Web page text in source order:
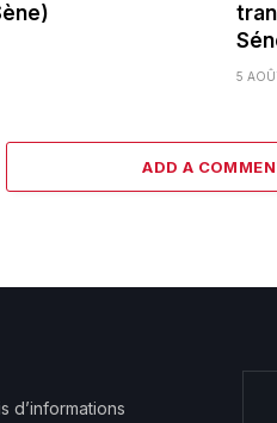
5
ADD A
d’informations